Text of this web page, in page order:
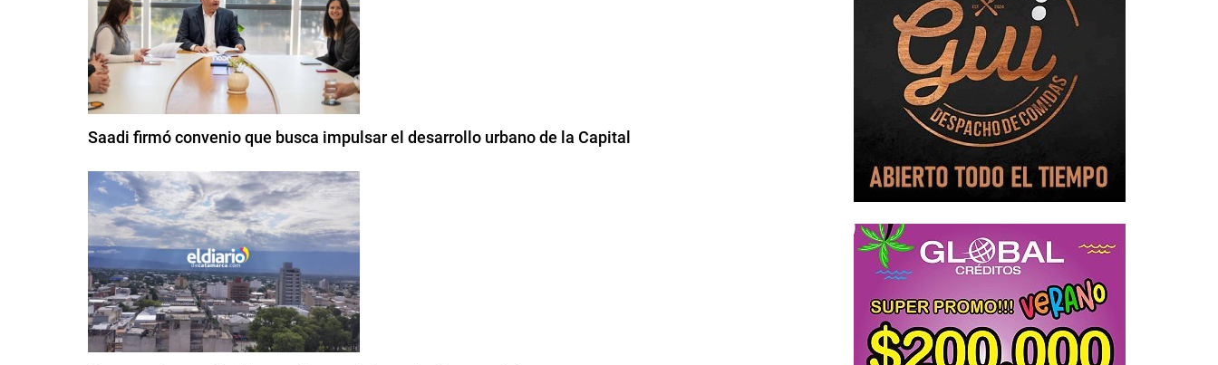
Saadi firmó convenio que busca impulsar el desarrollo urbano de la Capital